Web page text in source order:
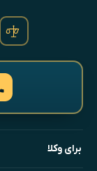
برای وکلا